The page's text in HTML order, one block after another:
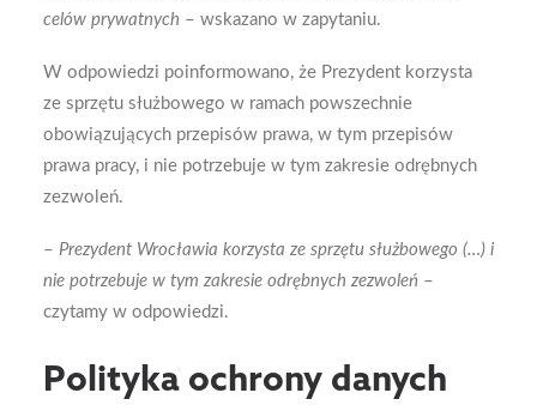
celów prywatnych – wskazano w zapytaniu.
W odpowiedzi poinformowano, że Prezydent korzysta
ze sprzętu służbowego w ramach powszechnie
obowiązujących przepisów prawa, w tym przepisów
prawa pracy, i nie potrzebuje w tym zakresie odrębnych
zezwoleń.
– Prezydent Wrocławia korzysta ze sprzętu służbowego (…) i
nie potrzebuje w tym zakresie odrębnych zezwoleń –
czytamy w odpowiedzi.
Polityka ochrony danych